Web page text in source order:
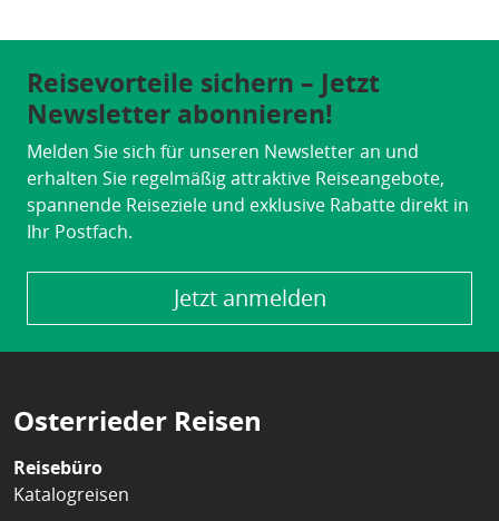
Reisevorteile sichern – Jetzt
Newsletter abonnieren!
Melden Sie sich für unseren Newsletter an und
erhalten Sie regelmäßig attraktive Reiseangebote,
spannende Reiseziele und exklusive Rabatte direkt in
Ihr Postfach.
Jetzt anmelden
Osterrieder Reisen
Reisebüro
Katalogreisen